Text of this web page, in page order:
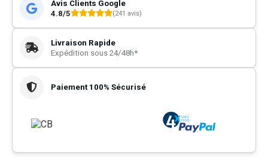
Avis Clients Google
4.8/5
(241 avis)
Livraison Rapide
Expédition sous 24/48h*
Paiement 100% Sécurisé